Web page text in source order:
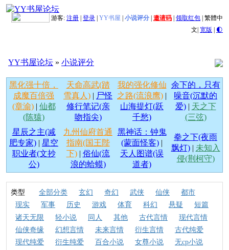
游客: 注册 登录 YY书屋 小说评分 邀请码 领取红包 繁體中
文| 宽版 | 🌓
YY书屋论坛 » 小说评分
黑化强十倍，
成魔百倍强
(章渝)| 仙都
(陈猿)
天命高武(踏
雪真人) | 尸怪
修行笔记(亲
吻指尖)
我的强化修仙
之路(流浪鹰) |
山海提灯(跃
千愁)
余下的，只有
噪音(沉默的
爱)| 天之下
(三弦)
星辰之主(减
肥专家) | 星空
职业者(文抄
公)
九州仙府首通
指南(国王陛
下)| 俗仙(流
浪的蛤蟆)
黑神话：钟鬼
(蒙面怪客) |
天人图谱(误
道者)
拳之下(夜雨
飘灯)| 未知入
侵(荆柯守)
类型 全部分类 玄幻 奇幻 武侠 仙侠
都市
现实
军事 历史 游戏 体育 科幻 悬疑
短篇
诸天无限
轻小说 同人 其他 古代言情
现代言情
仙侠奇缘
幻想言情 未来言情 衍生言情
古代纯爱
现代纯爱
衍生纯爱 百合小说 女尊小说
无cp小说